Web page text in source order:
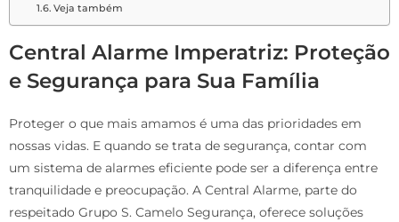
Veja também
Central Alarme Imperatriz: Proteção
e Segurança para Sua Família
Proteger o que mais amamos é uma das prioridades em
nossas vidas. E quando se trata de segurança, contar com
um sistema de alarmes eficiente pode ser a diferença entre
tranquilidade e preocupação. A Central Alarme, parte do
respeitado Grupo S. Camelo Segurança, oferece soluções